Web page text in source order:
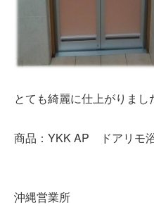
とても綺麗に仕上がりまし
商品：YKK AP ドアリモ
沖縄営業所